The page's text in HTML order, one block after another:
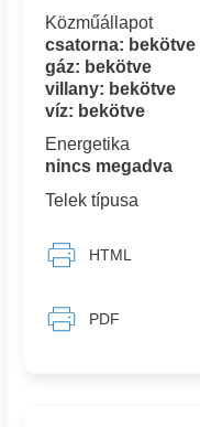
Közműállapot
csatorna: bekötve
gáz: bekötve
villany: bekötve
víz: bekötve
Energetika
nincs megadva
Telek típusa
HTML
PDF